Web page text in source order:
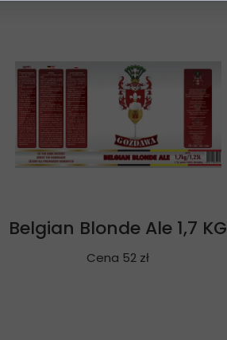
Belgian Blonde Ale 1,7 KG
Cena 52 zł